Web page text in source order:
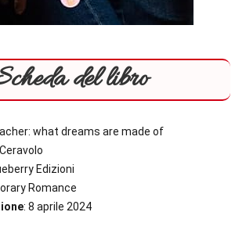
del libro
what dreams are made of
Edizioni
Romance
: 8 aprile 2024